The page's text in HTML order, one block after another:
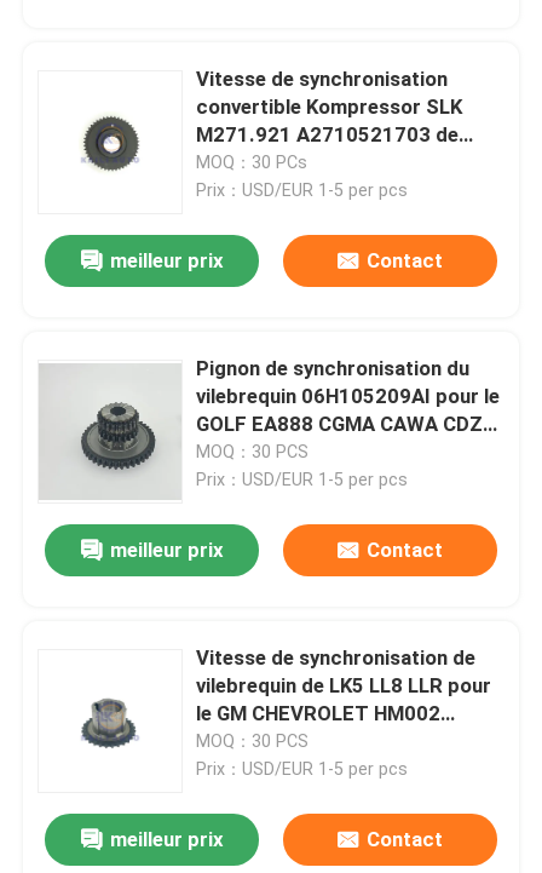
Vitesse de synchronisation
convertible Kompressor SLK
M271.921 A2710521703 de
vilebrequin du BENZ CLK
MOQ：30 PCs
Prix：USD/EUR 1-5 per pcs
meilleur prix Contact
Pignon de synchronisation du
vilebrequin 06H105209AI pour le
GOLF EA888 CGMA CAWA CDZA
06H105209AT d'AUDI VW
Passat
MOQ：30 PCS
Prix：USD/EUR 1-5 per pcs
meilleur prix Contact
Vitesse de synchronisation de
vilebrequin de LK5 LL8 LLR pour
le GM CHEVROLET HM002
ISUZU SAAB 24100061
MOQ：30 PCS
Prix：USD/EUR 1-5 per pcs
meilleur prix Contact